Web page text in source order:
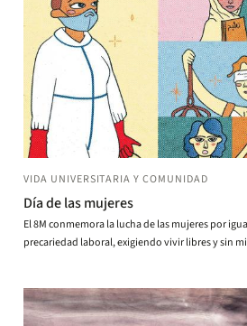
VIDA UNIVERSITARIA Y COMUNIDAD
Día de las mujeres
El 8M conmemora la lucha de las mujeres por
precariedad laboral, exigiendo vivir libres y sin